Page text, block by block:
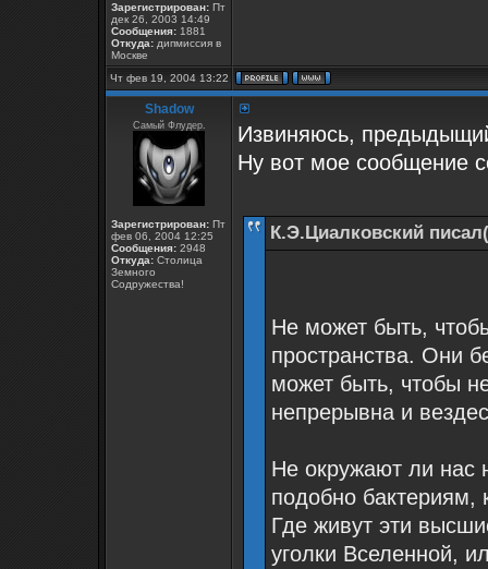
Зарегистрирован: Пт
дек 26, 2003 14:49
Сообщения: 1881
Откуда: дипмиссия в
Москве
Чт фев 19, 2004 13:22
Shadow
Самый Флудер.
Зарегистрирован: Пт
фев 06, 2004 12:25
Сообщения: 2948
Откуда: Столица
Земного
Содружества!
Извиняюсь,
Ну вот мое сообщение
К.Э.Циалковский
Не может быть,
пространства. Они
может быть, чтобы
непрерывна и
Не окружают ли нас
подобно бактериям,
Где живут эти
уголки Вселенной,